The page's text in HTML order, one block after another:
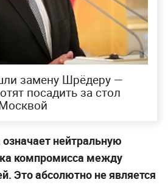
замену Шрёдеру —
посадить за стол
нейтральную
компромисса между
Это абсолютно не является